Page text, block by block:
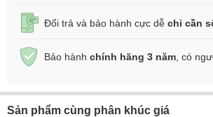
Đổi trả và bảo hành cực dễ chỉ cần
Bảo hành chính hãng 3 năm , có
Sản phẩm cùng phân khúc giá